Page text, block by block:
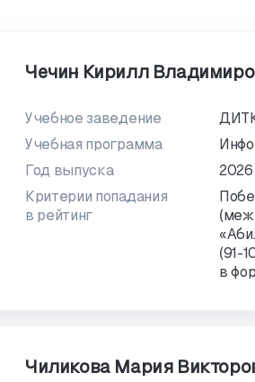
Чечин Кирилл
Учебное заведение
Учебная программа
Год выпуска
2026
Критерии попадания
в рейтинг
(91-
в
Чиликова Мария